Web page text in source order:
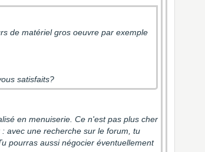
de matériel gros oeuvre par exemple
satisfaits?
en menuiserie. Ce n'est pas plus cher
avec une recherche sur le forum, tu
pourras aussi négocier éventuellement